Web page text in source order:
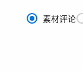
素材评论